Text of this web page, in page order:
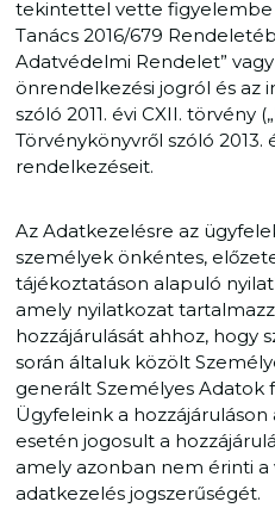
tekintettel vette figyelembe
Tanács 2016/679
Adatvédelmi Rendelet” vagy
önrendelkezési jogról és az
szóló 2011. évi CXII. törvény
Törvénykönyvről szóló 2013.
rendelkezéseit.
Az Adatkezelésre az
személyek önkéntes,
tájékoztatáson alapuló
amely nyilatkozat
hozzájárulását ahhoz, hogy
során általuk közölt
generált Személyes Adatok
Ügyfeleink a
esetén jogosult a
amely azonban nem érinti a
adatkezelés jogszerűségét.